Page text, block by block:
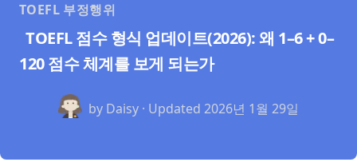
TOEFL 부정행위
TOEFL 점수 형식 업데이트(2026): 왜 1–6 + 0–
120 점수 체계를 보게 되는가
by Daisy · Updated 2026년 1월 29일